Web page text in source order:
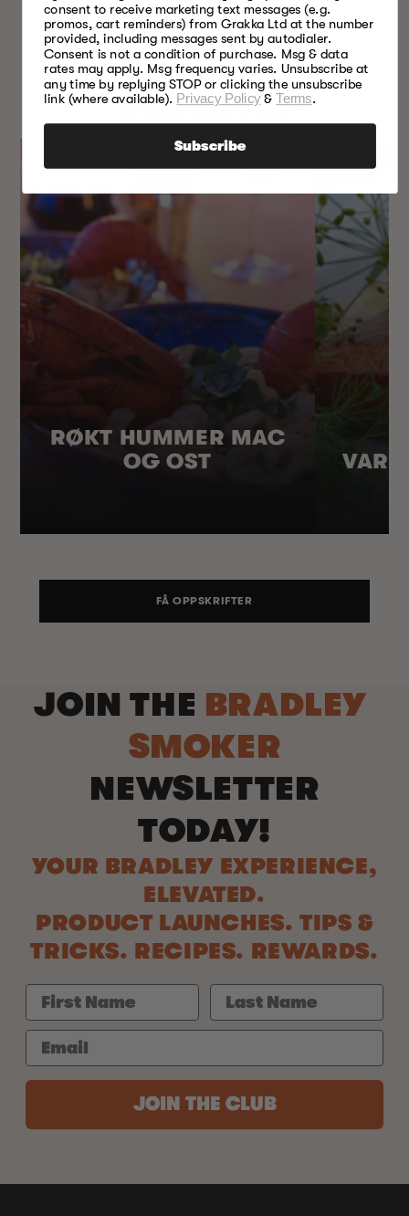
pris
NOE FOR
HVER SESONG
RØKT HUMMER MAC
OG OST
FÅ OPPSKRIFTER
JOIN THE BRADLEY
SMOKER
NEWSLETTER
TODAY!
YOUR BRADLEY EXPERIENCE,
ELEVATED.
PRODUCT LAUNCHES. TIPS &
TRICKS. RECIPES. REWARDS.
JOIN THE CLUB
consent to receive marketing text messages (e.g.
promos, cart reminders) from Grakka Ltd at the number
provided, including messages sent by autodialer.
Consent is not a condition of purchase. Msg & data
rates may apply. Msg frequency varies. Unsubscribe at
any time by replying STOP or clicking the unsubscribe
link (where available). Privacy Policy&Terms.
Subscribe